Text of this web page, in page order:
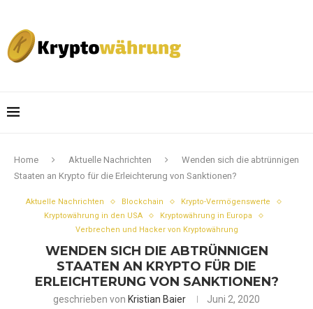
Home Aktuelle Nachrichten
Wenden sich die abtrünnigen
Staaten an Krypto für die Erleichterung von Sanktionen?
Aktuelle Nachrichten Blockchain
Krypto-Vermögenswerte
Kryptowährung in den USA
Kryptowährung in Europa
Verbrechen und Hacker von Kryptowährung
WENDEN SICH DIE ABTRÜNNIGEN
STAATEN AN KRYPTO FÜR DIE
ERLEICHTERUNG VON SANKTIONEN?
geschrieben von Kristian Baier Juni 2, 2020